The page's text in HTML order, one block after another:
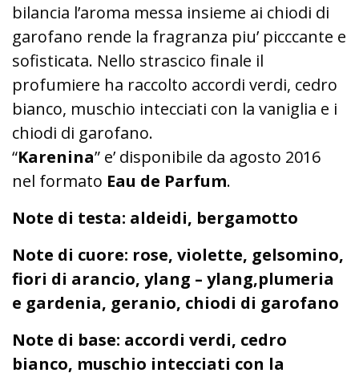
bilancia l’aroma messa insieme ai chiodi di
garofano rende la fragranza piu’ picccante e
sofisticata. Nello strascico finale il
profumiere ha raccolto accordi verdi, cedro
bianco, muschio intecciati con la vaniglia e i
chiodi di garofano.
“Karenina” e’ disponibile da agosto 2016
nel formato Eau de Parfum.
Note di testa: aldeidi, bergamotto
Note di cuore: rose, violette, gelsomino,
fiori di arancio, ylang – ylang,plumeria
e gardenia, geranio, chiodi di garofano
Note di base: accordi verdi, cedro
bianco, muschio intecciati con la